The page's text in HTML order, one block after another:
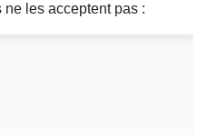
les acceptent pas :